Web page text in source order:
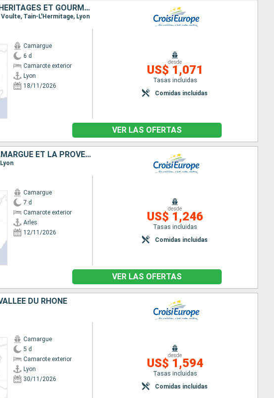
TERRES DE PROVENCE, UNE CROISIÈRE SENSORIELLE ENTRE HÉRITAGES ET GOURMANDISES
Tain-L'Hermitage, Lyon
Camargue
6 d
Camarote exterior
Lyon
18/11/2026
desde
US$ 1,071
Tasas incluidas
Comidas incluidas
VER LAS OFERTAS
ESCALES INCONTOURNABLES DU RHÔNE ENTRE LYON, LA CAMARGUE ET LA PROVENCE AVEC UN DÎNER OFFERT À L'ABBAYE DE COLLONGES - PAUL BOCUSE
Camargue
7 d
Camarote exterior
Arles
12/11/2026
desde
US$ 1,246
Tasas incluidas
Comidas incluidas
VER LAS OFERTAS
DU RHÔNE
Camargue
5 d
Camarote exterior
Lyon
30/11/2026
desde
US$ 1,594
Tasas incluidas
Comidas incluidas